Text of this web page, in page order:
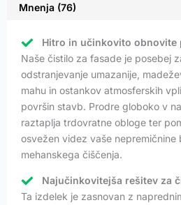
Mnenja (76)
Hitro in učinkovito obnovite
Naše čistilo za fasade je posebej
odstranjevanje umazanije,
mahu in ostankov atmosferskih
površin stavb. Prodre globoko v
raztaplja trdovratne obloge ter
osvežen videz vaše nepremičnine
mehanskega čiščenja.
Najučinkovitejša rešitev za
Ta izdelek je zasnovan z